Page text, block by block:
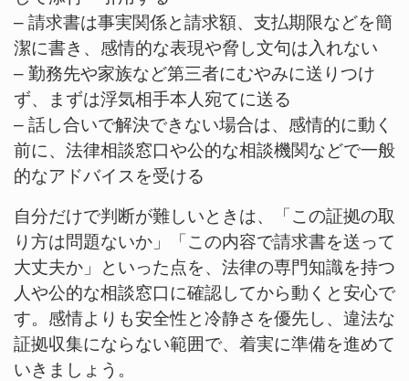
– 請求書は事実関係と請求額、支払期限などを簡
潔に書き、感情的な表現や脅し文句は入れない
– 勤務先や家族など第三者にむやみに送りつけ
ず、まずは浮気相手本人宛てに送る
– 話し合いで解決できない場合は、感情的に動く
前に、法律相談窓口や公的な相談機関などで一般
的なアドバイスを受ける
自分だけで判断が難しいときは、「この証拠の取
り方は問題ないか」「この内容で請求書を送って
大丈夫か」といった点を、法律の専門知識を持つ
人や公的な相談窓口に確認してから動くと安心で
す。感情よりも安全性と冷静さを優先し、違法な
証拠収集にならない範囲で、着実に準備を進めて
いきましょう。